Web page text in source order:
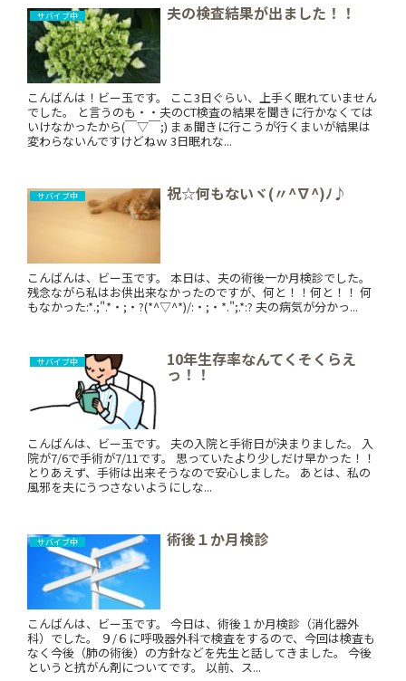
サバイブ中 夫の検査結果が出ました！！
こんばんは！ビー玉です。 ここ3日ぐらい、上手く眠れていません
でした。 と言うのも・・夫のCT検査の結果を聞きに行かなくては
いけなかったから(￣▽￣;) まぁ聞きに行こうが行くまいが結果は
変わらないんですけどねｗ 3日眠れな...
サバイブ中 祝☆何もないヾ(〃^∇^)ﾉ♪
こんばんは、ビー玉です。 本日は、夫の術後一か月検診でした。
残念ながら私はお供出来なかったのですが、何と！！何と！！ 何
もなかった:*.;".*・;・?(*^▽^*)/:・;・*.";.*:? 夫の病気が分かっ...
サバイブ中 10年生存率なんてくそくらえ
っ！！
こんばんは、ビー玉です。 夫の入院と手術日が決まりました。 入
院が7/6で手術が7/11です。 思っていたより少しだけ早かった！！
とりあえず、手術は出来そうなので安心しました。 あとは、私の
風邪を夫にうつさないようにしな...
サバイブ中 術後１か月検診
こんばんは、ビー玉です。 今日は、術後１か月検診（消化器外
科）でした。 ９/６に呼吸器外科で検査をするので、今回は検査も
なく今後（肺の術後）の方針などを先生と話してきました。 今後
というと抗がん剤についてです。 以前、ス...